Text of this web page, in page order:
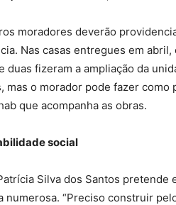
moradores deverão
Nas casas entregues em
duas fizeram a ampliação da
mas o morador pode fazer como
que acompanha as obras.
social
Silva dos Santos pretende
numerosa. “Preciso construir